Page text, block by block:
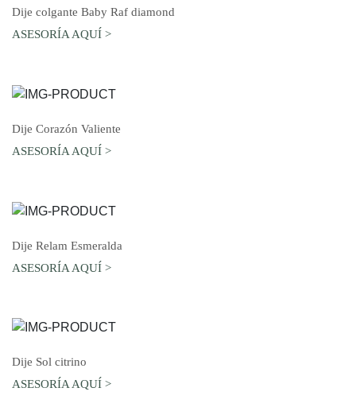
AGREGAR AL CARRO
Dije colgante Baby Raf diamond
ASESORÍA AQUÍ >
Dije Corazón Valiente
ASESORÍA AQUÍ >
Dije Relam Esmeralda
ASESORÍA AQUÍ >
Dije Sol citrino
ASESORÍA AQUÍ >